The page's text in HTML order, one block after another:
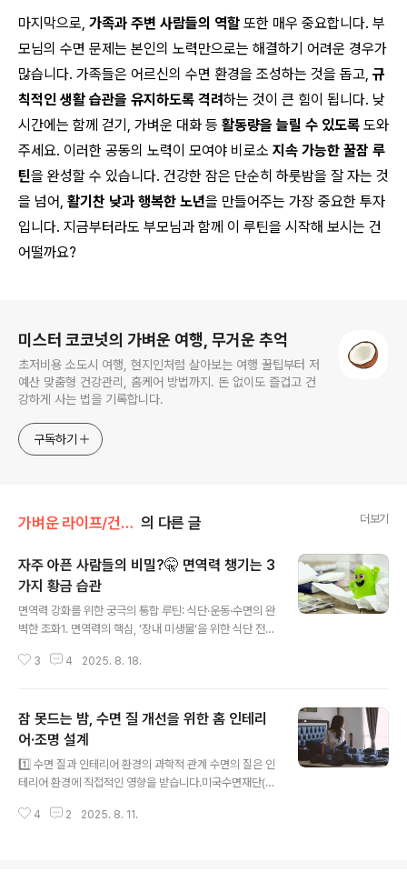
마지막으로, 가족과 주변 사람들의 역할 또한 매우 중요합니다. 부
모님의 수면 문제는 본인의 노력만으로는 해결하기 어려운 경우가
많습니다. 가족들은 어르신의 수면 환경을 조성하는 것을 돕고, 규
칙적인 생활 습관을 유지하도록 격려하는 것이 큰 힘이 됩니다. 낮
시간에는 함께 걷기, 가벼운 대화 등 활동량을 늘릴 수 있도록 도와
주세요. 이러한 공동의 노력이 모여야 비로소 지속 가능한 꿀잠 루
틴을 완성할 수 있습니다. 건강한 잠은 단순히 하룻밤을 잘 자는 것
을 넘어, 활기찬 낮과 행복한 노년을 만들어주는 가장 중요한 투자
입니다. 지금부터라도 부모님과 함께 이 루틴을 시작해 보시는 건
어떨까요?
미스터 코코넛의 가벼운 여행, 무거운 추억
초저비용 소도시 여행, 현지인처럼 살아보는 여행 꿀팁부터 저
예산 맞춤형 건강관리, 홈케어 방법까지. 돈 없이도 즐겁고 건
강하게 사는 법을 기록합니다.
구독하기
가벼운 라이프/건강 습관 의 다른 글 더보기
자주 아픈 사람들의 비밀?🤫 면역력 챙기는 3
가지 황금 습관
면역력 강화를 위한 궁극의 통합 루틴: 식단·운동·수면의 완
벽한 조화1. 면역력의 핵심, '장내 미생물'을 위한 식단 전략
와 같습니다. 그런데 이 군대의 70% 이상이 장에 존재하
하는 식단 전략을 수립하는 것입니다. 무작정 몸에 좋다는
영양제를 챙겨 먹기보다, 장내 미생물이 좋아하는 먹이를
꾸준히 공급하여 **'건강한 장 생태계'**를 만드는 것이
훨씬 중요합니다.장내 유익균의 먹이가 되는 것은 바로 **
프리바이오틱스(Prebiotics)**입니다. 프리바이오틱스
는 소화되지 않는 식이섬유로, 마늘, 양파, 바나나, 아스파
3 4 2025. 8. 18.
잠 못드는 밤, 수면 질 개선을 위한 홈 인테리
어·조명 설계
1️⃣ 수면 질과 인테리어 환경의 과학적 관계 수면의 질은 인
테리어 환경에 직접적인 영향을 받습니다.미국수면재단(N
p Efficiency)**을 높이는 데 있어 ‘수면 환경’의 중요성
4 2 2025. 8. 11.